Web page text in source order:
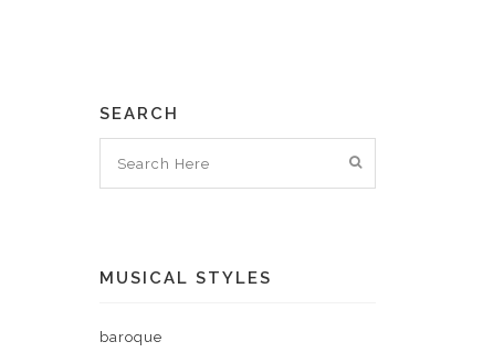
SEARCH
MUSICAL STYLES
baroque